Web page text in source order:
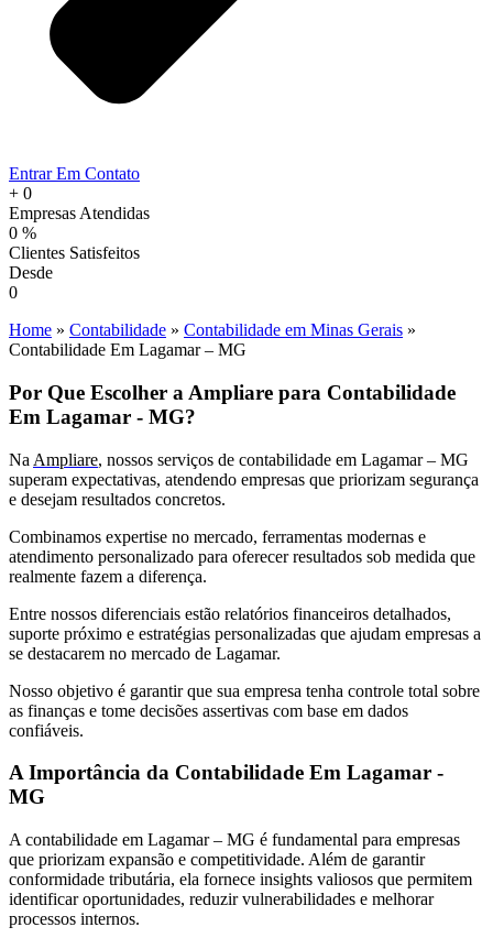
Entrar Em Contato
+ 0
Empresas Atendidas
0 %
Clientes Satisfeitos
Desde
0
Home » Contabilidade » Contabilidade em Minas Gerais »
Contabilidade Em Lagamar – MG
Por Que Escolher a Ampliare para Contabilidade
Em Lagamar - MG?
Na Ampliare, nossos serviços de contabilidade em Lagamar – MG
superam expectativas, atendendo empresas que priorizam segurança
e desejam resultados concretos.
Combinamos expertise no mercado, ferramentas modernas e
atendimento personalizado para oferecer resultados sob medida que
realmente fazem a diferença.
Entre nossos diferenciais estão relatórios financeiros detalhados,
suporte próximo e estratégias personalizadas que ajudam empresas a
se destacarem no mercado de Lagamar.
Nosso objetivo é garantir que sua empresa tenha controle total sobre
as finanças e tome decisões assertivas com base em dados
confiáveis.
A Importância da Contabilidade Em Lagamar -
MG
A contabilidade em Lagamar – MG é fundamental para empresas
que priorizam expansão e competitividade. Além de garantir
conformidade tributária, ela fornece insights valiosos que permitem
identificar oportunidades, reduzir vulnerabilidades e melhorar
processos internos.